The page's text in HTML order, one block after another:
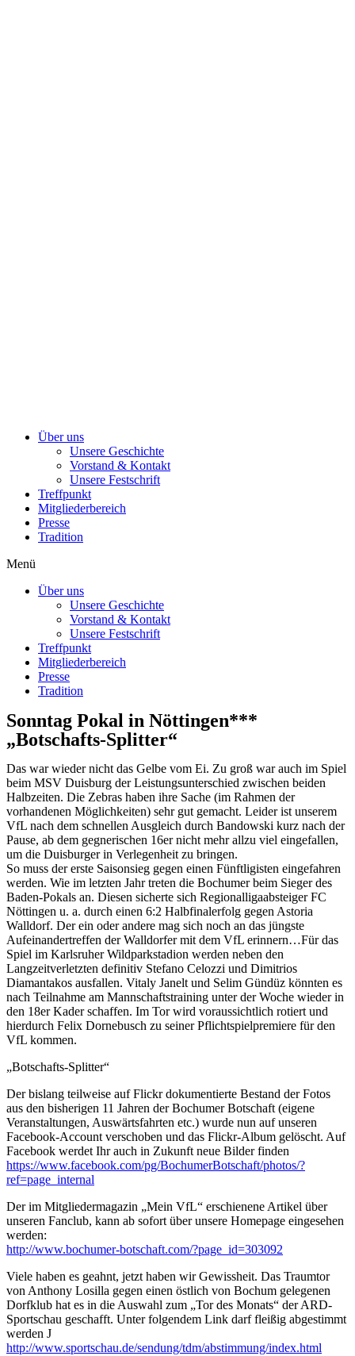
Über uns
Unsere Geschichte
Vorstand & Kontakt
Unsere Festschrift
Treffpunkt
Mitgliederbereich
Presse
Tradition
Menü
Über uns
Unsere Geschichte
Vorstand & Kontakt
Unsere Festschrift
Treffpunkt
Mitgliederbereich
Presse
Tradition
Sonntag Pokal in Nöttingen***
„Botschafts-Splitter“
Das war wieder nicht das Gelbe vom Ei. Zu groß war auch im Spiel
beim MSV Duisburg der Leistungsunterschied zwischen beiden
Halbzeiten. Die Zebras haben ihre Sache (im Rahmen der
vorhandenen Möglichkeiten) sehr gut gemacht. Leider ist unserem
VfL nach dem schnellen Ausgleich durch Bandowski kurz nach der
Pause, ab dem gegnerischen 16er nicht mehr allzu viel eingefallen,
um die Duisburger in Verlegenheit zu bringen.
So muss der erste Saisonsieg gegen einen Fünftligisten eingefahren
werden. Wie im letzten Jahr treten die Bochumer beim Sieger des
Baden-Pokals an. Diesen sicherte sich Regionalligaabsteiger FC
Nöttingen u. a. durch einen 6:2 Halbfinalerfolg gegen Astoria
Walldorf. Der ein oder andere mag sich noch an das jüngste
Aufeinandertreffen der Walldorfer mit dem VfL erinnern…Für das
Spiel im Karlsruher Wildparkstadion werden neben den
Langzeitverletzten definitiv Stefano Celozzi und Dimitrios
Diamantakos ausfallen. Vitaly Janelt und Selim Gündüz könnten es
nach Teilnahme am Mannschaftstraining unter der Woche wieder in
den 18er Kader schaffen. Im Tor wird voraussichtlich rotiert und
hierdurch Felix Dornebusch zu seiner Pflichtspielpremiere für den
VfL kommen.
„Botschafts-Splitter“
Der bislang teilweise auf Flickr dokumentierte Bestand der Fotos
aus den bisherigen 11 Jahren der Bochumer Botschaft (eigene
Veranstaltungen, Auswärtsfahrten etc.) wurde nun auf unseren
Facebook-Account verschoben und das Flickr-Album gelöscht. Auf
Facebook werdet Ihr auch in Zukunft neue Bilder finden
https://www.facebook.com/pg/BochumerBotschaft/photos/?
ref=page_internal
Der im Mitgliedermagazin „Mein VfL“ erschienene Artikel über
unseren Fanclub, kann ab sofort über unsere Homepage eingesehen
werden:
http://www.bochumer-botschaft.com/?page_id=303092
Viele haben es geahnt, jetzt haben wir Gewissheit. Das Traumtor
von Anthony Losilla gegen einen östlich von Bochum gelegenen
Dorfklub hat es in die Auswahl zum „Tor des Monats“ der ARD-
Sportschau geschafft. Unter folgendem Link darf fleißig abgestimmt
werden J
http://www.sportschau.de/sendung/tdm/abstimmung/index.html